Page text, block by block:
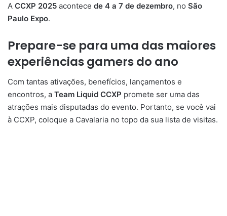
A CCXP 2025 acontece de 4 a 7 de dezembro, no São
Paulo Expo.
Prepare-se para uma das maiores
experiências gamers do ano
Com tantas ativações, benefícios, lançamentos e
encontros, a Team Liquid CCXP promete ser uma das
atrações mais disputadas do evento. Portanto, se você vai
à CCXP, coloque a Cavalaria no topo da sua lista de visitas.